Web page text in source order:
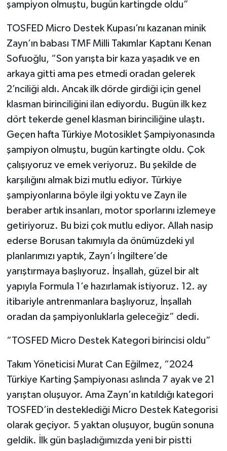
şampiyon olmuştu, bugün kartingde oldu”
TOSFED Micro Destek Kupası’nı kazanan minik
Zayn’ın babası TMF Milli Takımlar Kaptanı Kenan
Sofuoğlu, “Son yarışta bir kaza yaşadık ve en
arkaya gitti ama pes etmedi oradan gelerek
2’nciliği aldı. Ancak ilk dörde girdiği için genel
klasman birinciliğini ilan ediyordu. Bugün ilk kez
dört tekerde genel klasman birinciliğine ulaştı.
Geçen hafta Türkiye Motosiklet Şampiyonasında
şampiyon olmuştu, bugün kartingte oldu. Çok
çalışıyoruz ve emek veriyoruz. Bu şekilde de
karşılığını almak bizi mutlu ediyor. Türkiye
şampiyonlarına böyle ilgi yoktu ve Zayn ile
beraber artık insanları, motor sporlarını izlemeye
getiriyoruz. Bu bizi çok mutlu ediyor. Allah nasip
ederse Borusan takımıyla da önümüzdeki yıl
planlarımızı yaptık, Zayn’ı İngiltere’de
yarıştırmaya başlıyoruz. İnşallah, güzel bir alt
yapıyla Formula 1’e hazırlamak istiyoruz. 12. ay
itibariyle antrenmanlara başlıyoruz, İnşallah
oradan da şampiyonluklarla geleceğiz” dedi.
“TOSFED Micro Destek Kategori birincisi oldu”
Takım Yöneticisi Murat Can Eğilmez, “2024
Türkiye Karting Şampiyonası aslında 7 ayak ve 21
yarıştan oluşuyor. Ama Zayn’ın katıldığı kategori
TOSFED’in desteklediği Micro Destek Kategorisi
olarak geçiyor. 5 yaktan oluşuyor, bugün sonuna
geldik. İlk gün başladığımızda yeni bir pistti